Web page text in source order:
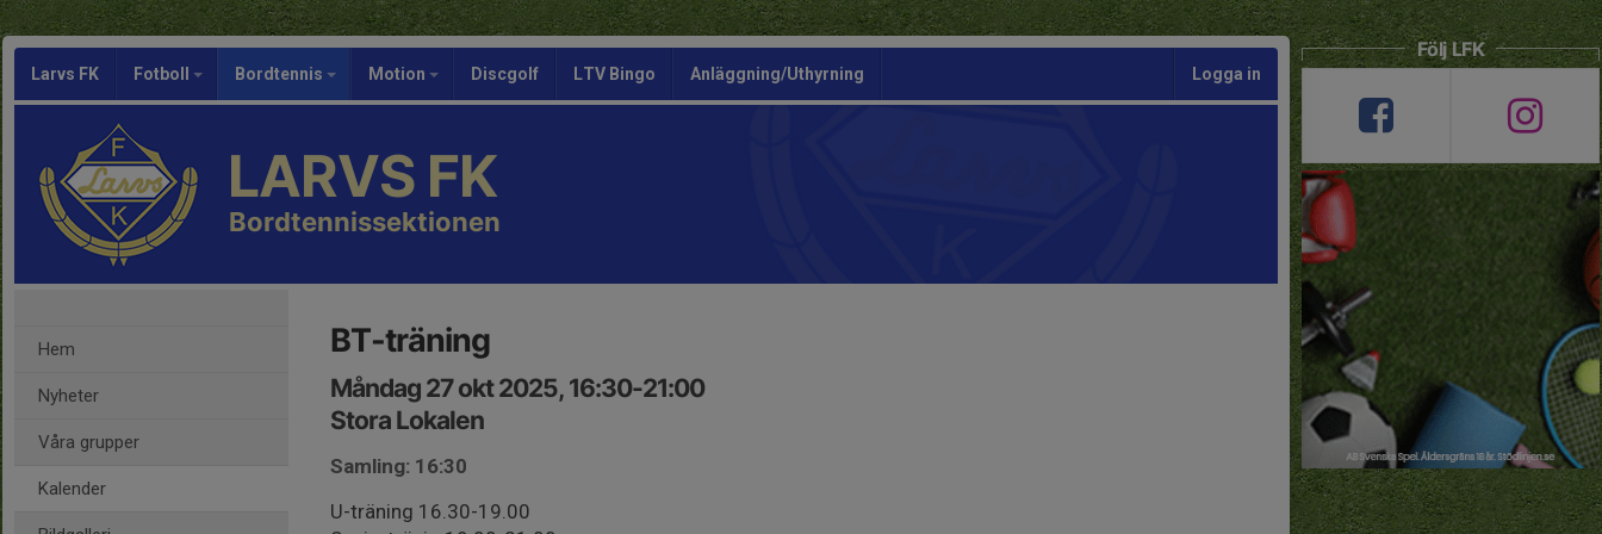
Larvs FK Fotboll Bordtennis Motion Discgolf LTV Bingo Anläggning/Uthyrning Logga in
LARVS FK
Bordtennissektionen
Hem
Nyheter
Våra grupper
Kalender
BT-träning
Måndag 27 okt 2025, 16:30-21:00
Stora Lokalen
Samling: 16:30
U-träning 16.30-19.00
Följ LFK